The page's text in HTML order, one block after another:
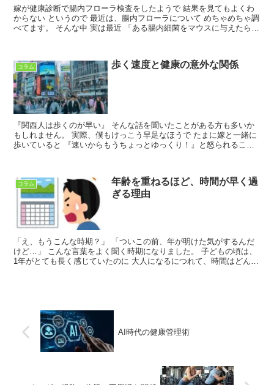
嫁が健康診断で腸内フローラ検査をしたようで 結果を見てもよくわ
からない というので 最近は、腸内フローラについて めちゃめちゃ調
べてます。 そんな中 実は最近 「ある腸内細菌をマウスに与えたら血
コラム 歩く速度と健康の意外な関係
『関西人は歩くのが早い』 そんな話を聞いたことがある方も多いか
もしれません。 実際、僕もけっこう早足なほうで たまに嫁と一緒に
歩いていると 『速いからもうちょっとゆっくり！』と怒られること
コラム
年齢を重ねるほど、時間が早く過
ぎる理由
「え、もうこんな時期？」 「ついこの前、年が明けた気がするんだ
けど…」 こんな言葉をよく聞く時期になりました。 子どもの頃は、
1年がとても長く感じていたのに 大人になるにつれて、時間はどんど
AI時代の健康管理術